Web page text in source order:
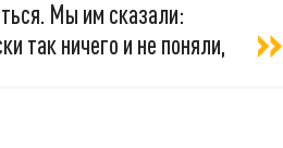
Мы им сказали:
так ничего и не поняли,